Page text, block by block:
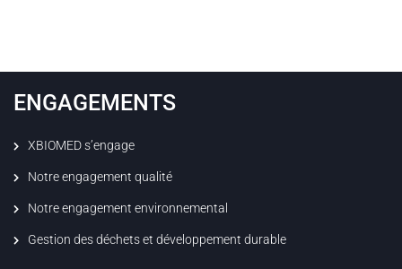
ENGAGEMENTS
XBIOMED s’engage
Notre engagement qualité
Notre engagement environnemental
Gestion des déchets et développement durable